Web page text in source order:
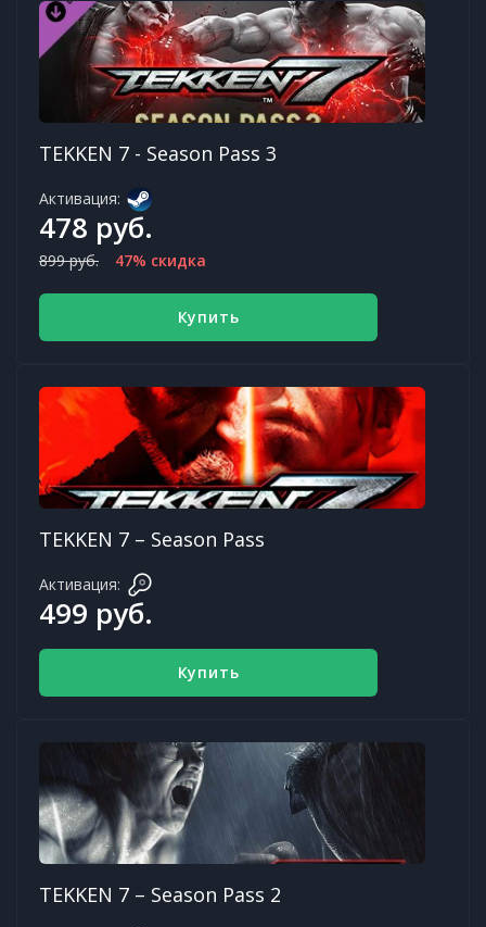
TEKKEN 7 - Season Pass 3
Активация:
478 руб.
899 руб. 47% скидка
Купить
TEKKEN 7 – Season Pass
Активация:
499 руб.
Купить
TEKKEN 7 – Season Pass 2